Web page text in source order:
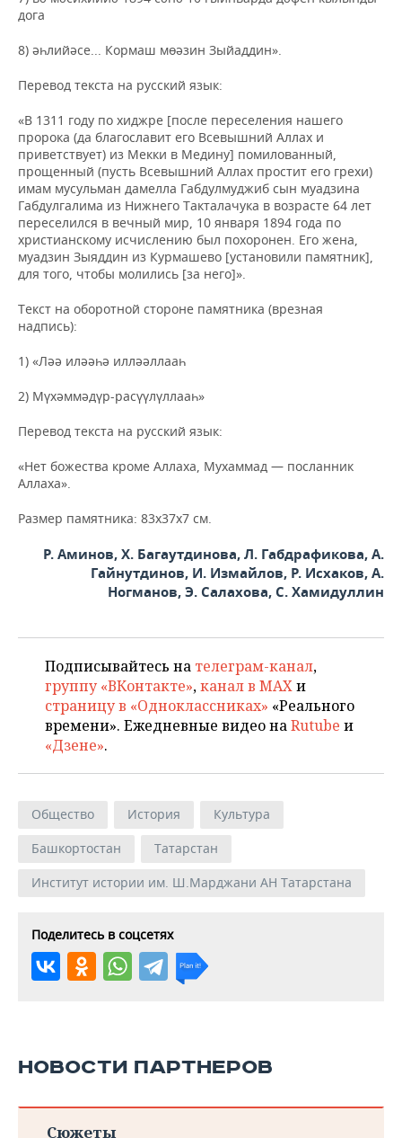
дога
8) әһлийәсе... Кормаш мөәзин Зыйаддин».
Перевод текста на русский язык:
«В 1311 году по хиджре [после переселения нашего
пророка (да благославит его Всевышний Аллах и
приветствует) из Мекки в Медину] помилованный,
прощенный (пусть Всевышний Аллах простит его грехи)
имам мусульман дамелла Габдулмуджиб сын муадзина
Габдулгалима из Нижнего Такталачука в возрасте 64 лет
переселился в вечный мир, 10 января 1894 года по
христианскому исчислению был похоронен. Его жена,
муадзин Зыяддин из Курмашево [установили памятник],
для того, чтобы молились [за него]».
Текст на оборотной стороне памятника (врезная
надпись):
1) «Ләә иләәһә илләәллааһ
2) Мүхәммәдүр-расүүлүллааһ»
Перевод текста на русский язык:
«Нет божества кроме Аллаха, Мухаммад — посланник
Аллаха».
Размер памятника: 83х37х7 см.
Р. Аминов, Х. Багаутдинова, Л. Габдрафикова, А.
Гайнутдинов, И. Измайлов, Р. Исхаков, А.
Ногманов, Э. Салахова, С. Хамидуллин
Подписывайтесь на телеграм-канал,
группу «ВКонтакте»,канал в MAXи
страницу в «Одноклассниках» «Реального
времени». Ежедневные видео наRutube и
«Дзене».
Общество История
Культура
Башкортостан
Татарстан
Институт истории им. Ш.Марджани АН Татарстана
Поделитесь в соцсетях
НОВОСТИ ПАРТНЕРОВ
Сюжеты